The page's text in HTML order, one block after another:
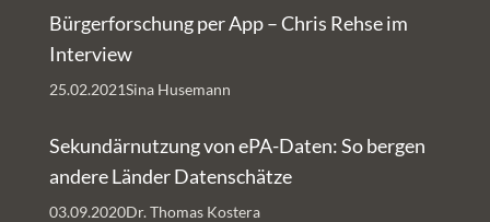
Bürgerforschung per App – Chris Rehse im
Interview
Sina Husemann
25.02.2021
Sekundärnutzung von ePA-Daten: So bergen
andere Länder Datenschätze
Dr. Thomas Kostera
03.09.2020